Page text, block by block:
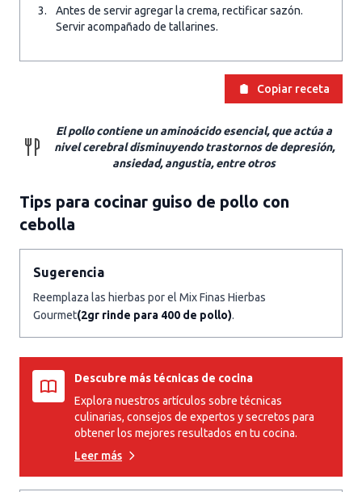
Antes de servir agregar la crema, rectificar sazón.
Servir acompañado de tallarines.
Copiar receta
El pollo contiene un aminoácido esencial, que actúa a
nivel cerebral disminuyendo trastornos de depresión,
ansiedad, angustia, entre otros
Tips para cocinar guiso de pollo con
cebolla
Sugerencia
Reemplaza las hierbas por el Mix Finas Hierbas
Gourmet(2gr rinde para 400 de pollo).
Descubre más técnicas de cocina
Explora nuestros artículos sobre técnicas
culinarias, consejos de expertos y secretos para
obtener los mejores resultados en tu cocina.
Leer más